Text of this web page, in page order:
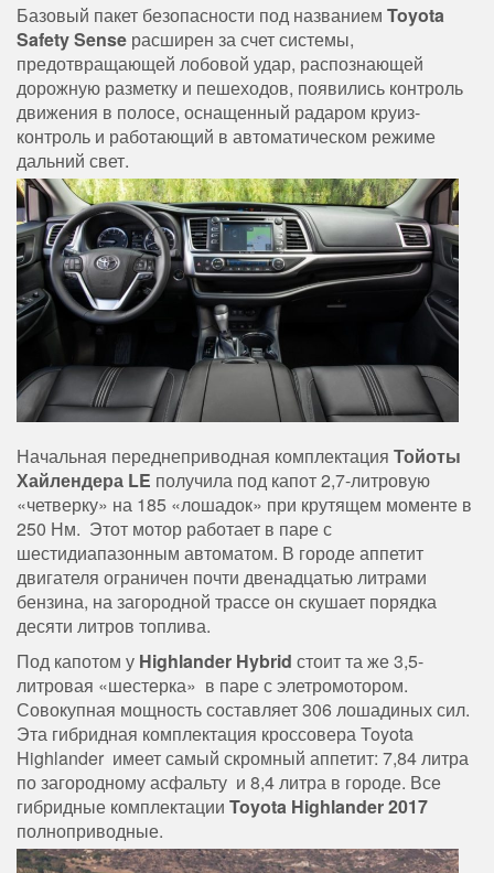
Базовый пакет безопасности под названием Toyota
Safety Sense расширен за счет системы,
предотвращающей лобовой удар, распознающей
дорожную разметку и пешеходов, появились контроль
движения в полосе, оснащенный радаром круиз-
контроль и работающий в автоматическом режиме
дальний свет.
Начальная переднеприводная комплектация Тойоты
Хайлендера LE получила под капот 2,7-литровую
«четверку» на 185 «лошадок» при крутящем моменте в
250 Нм. Этот мотор работает в паре с
шестидиапазонным автоматом. В городе аппетит
двигателя ограничен почти двенадцатью литрами
бензина, на загородной трассе он скушает порядка
десяти литров топлива.
Под капотом у Highlander Hybrid стоит та же 3,5-
литровая «шестерка» в паре с элетромотором.
Совокупная мощность составляет 306 лошадиных сил.
Эта гибридная комплектация кроссовера Toyota
Highlander имеет самый скромный аппетит: 7,84 литра
по загородному асфальту и 8,4 литра в городе. Все
гибридные комплектации Toyota Highlander 2017
полноприводные.